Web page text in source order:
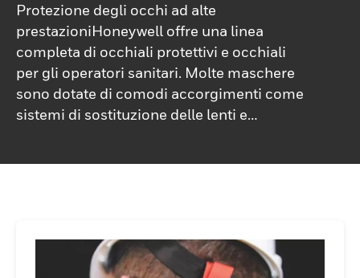
Protezione degli occhi ad alte
prestazioniHoneywell offre una linea
completa di occhiali protettivi e occhiali
per gli operatori sanitari. Molte maschere
sono dotate di comodi accorgimenti come
sistemi di sostituzione delle lenti e